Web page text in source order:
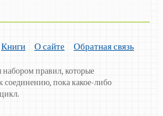
Книги О сайте Обратная связь
правил, которые
соединению, пока какое-либо